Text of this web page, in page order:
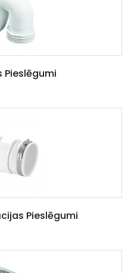
Pieslēgumi
Pieslēgumi